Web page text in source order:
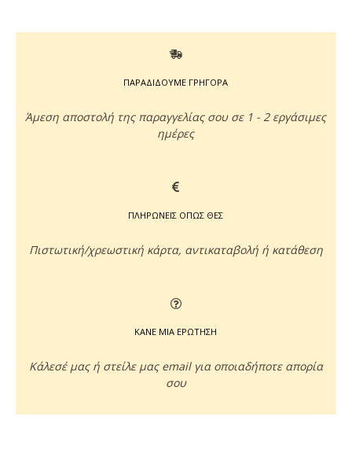
ΠΑΡΑΔΙΔΟΥΜΕ ΓΡΗΓΟΡΑ
Άμεση αποστολή της παραγγελίας σου σε 1 - 2 εργάσιμες
ημέρες
ΠΛΗΡΩΝΕΙΣ ΟΠΩΣ ΘΕΣ
Πιστωτική/χρεωστική κάρτα, αντικαταβολή ή κατάθεση
ΚΑΝΕ ΜΙΑ ΕΡΩΤΗΣΗ
Κάλεσέ μας ή στείλε μας email για οποιαδήποτε απορία
σου